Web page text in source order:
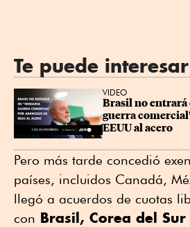
Te puede interesar
VIDEO
Brasil no entrará
guerra
EEUU al acero
Pero más tarde concedió
países, incluidos Canadá,
llegó a acuerdos de cuotas
con Brasil, Corea del